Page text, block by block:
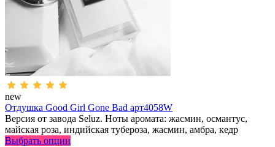
new
Отдушка Good Girl Gone Bad арт4058W
Версия от завода Seluz. Ноты аромата: жасмин, османтус,
майская роза, индийская тубероза, жасмин, амбра, кедр
Выбрать опции